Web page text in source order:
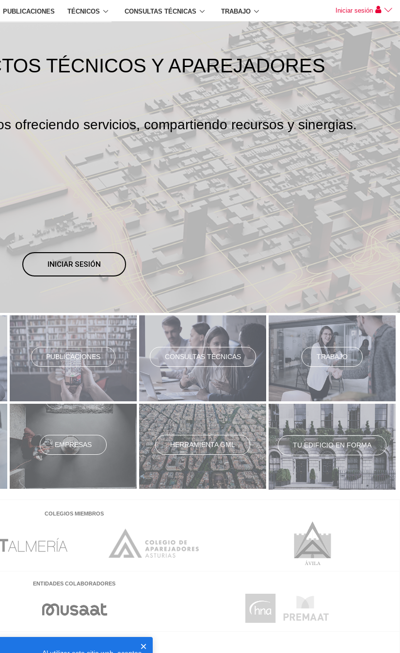
PUBLICACIONES TÉCNICOS CONSULTAS TÉCNICAS TRABAJO Iniciar sesión
TÉCNICOS Y APAREJADORES
ofreciendo servicios, compartiendo recursos y sinergias.
INICIAR SESIÓN
PUBLICACIONES CONSULTAS TÉCNICAS TRABAJO
EMPRESAS HERRAMIENTA GML TU EDIFICIO EN FORMA
COLEGIOS MIEMBROS
ENTIDADES COLABORADORES
×